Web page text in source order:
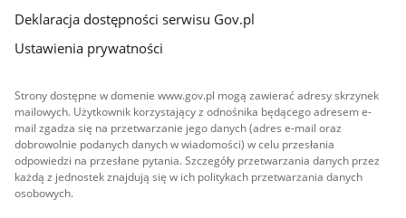
Deklaracja dostępności serwisu Gov.pl
Ustawienia prywatności
Strony dostępne w domenie www.gov.pl mogą zawierać adresy skrzynek
mailowych. Użytkownik korzystający z odnośnika będącego adresem e-
mail zgadza się na przetwarzanie jego danych (adres e-mail oraz
dobrowolnie podanych danych w wiadomości) w celu przesłania
odpowiedzi na przesłane pytania. Szczegóły przetwarzania danych przez
każdą z jednostek znajdują się w ich politykach przetwarzania danych
osobowych.